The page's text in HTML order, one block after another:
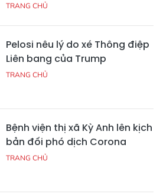
TRANG CHỦ
Pelosi nêu lý do xé Thông điệp
Liên bang của Trump
TRANG CHỦ
Bệnh viện thị xã Kỳ Anh lên kịch
bản đối phó dịch Corona
TRANG CHỦ